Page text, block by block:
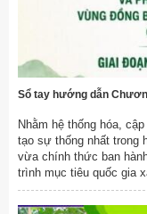
Sổ tay hướng dẫn
Nhằm hệ thống hóa,
tạo sự thống nhất trong
vừa chính thức ban
trình mục tiêu quốc gia